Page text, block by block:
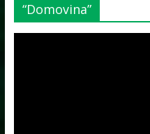
“Domovina”